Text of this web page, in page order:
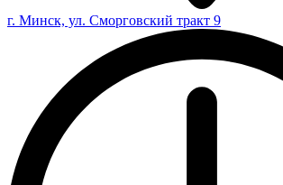
г. Минск, ул. Сморговский тракт 9